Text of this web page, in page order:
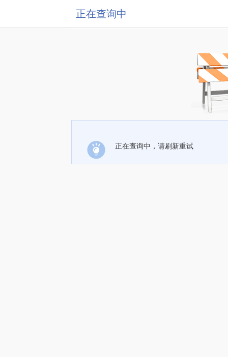
正在查询中
正在查询中，请刷新重试